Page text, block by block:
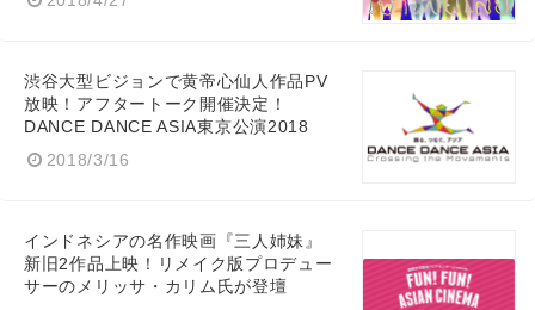
渋谷大型ビジョンで黄帝心仙人作品PV
放映！アフタートーク開催決定！
DANCE DANCE ASIA東京公演2018
2018/3/16
インドネシアの名作映画『三人姉妹』
新旧2作品上映！リメイク版プロデュー
サーのメリッサ・カリム氏が登壇